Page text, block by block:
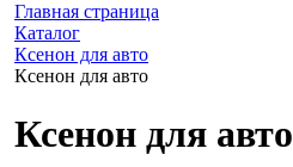
Главная страница
Каталог
Ксенон для авто
Ксенон для авто
Ксенон для авто